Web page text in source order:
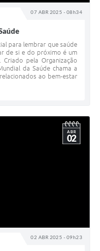
07 ABR 2025 - 08h34
para lembrar que saúde
de si e do próximo é um
pela Organização
da Saúde chama a
ao bem-estar
02 ABR 2025 - 09h23
ABR
02